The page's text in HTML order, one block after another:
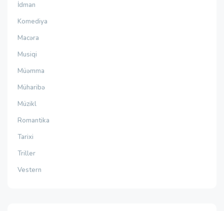
İdman
Komediya
Macəra
Musiqi
Müəmma
Müharibə
Müzikl
Romantika
Tarixi
Triller
Vestern